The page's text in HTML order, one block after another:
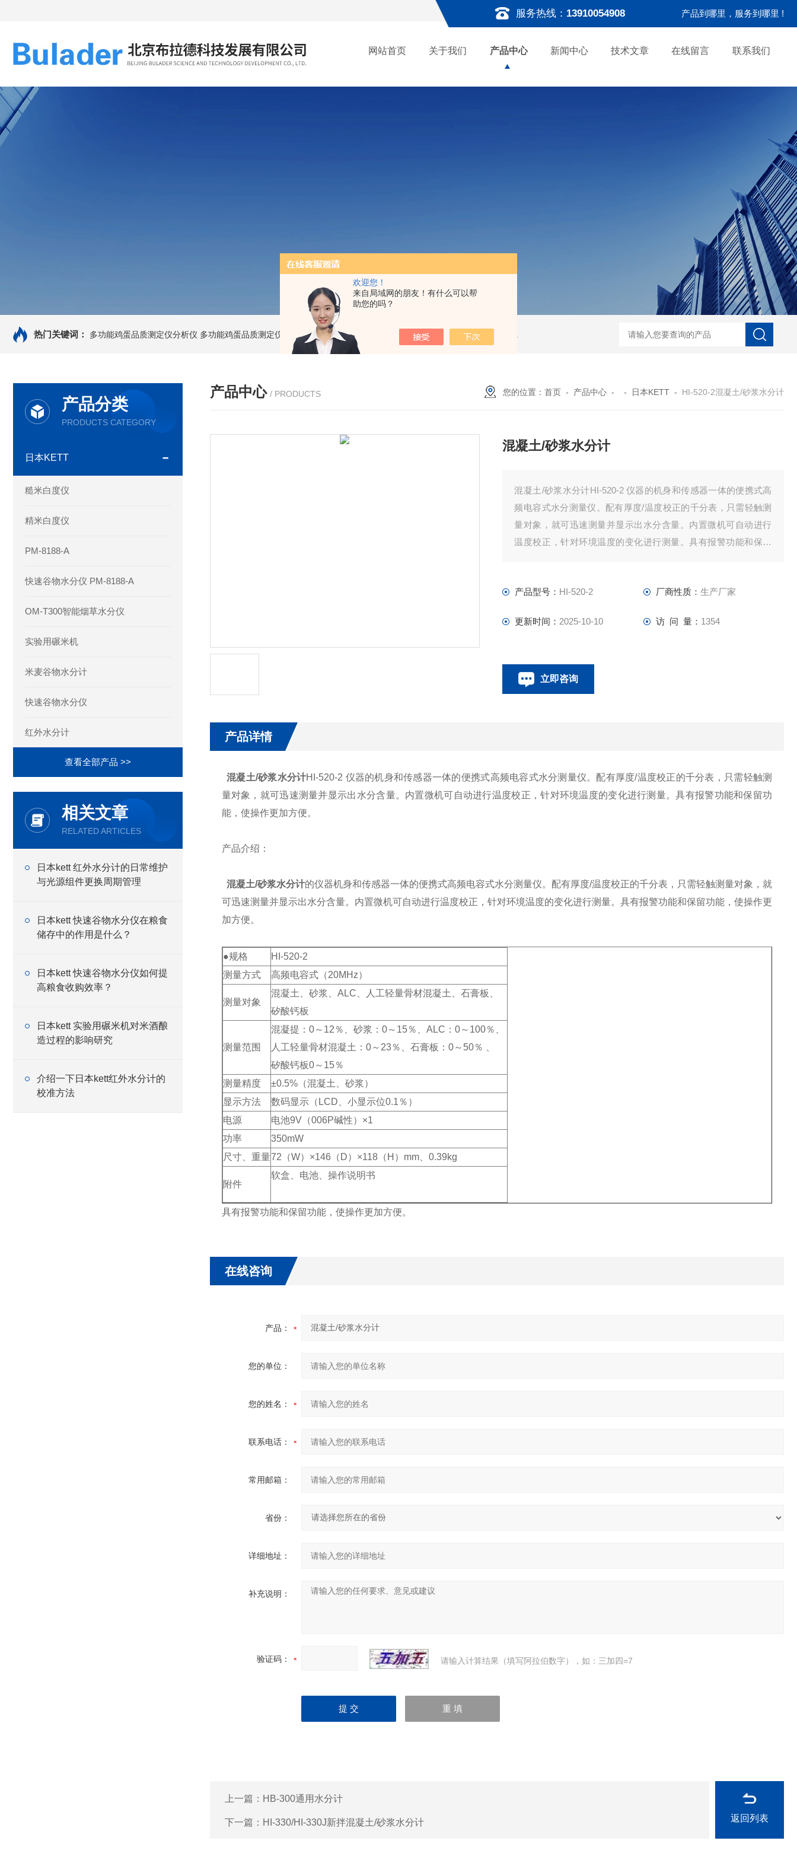
欢迎您！
来自局域网的朋友！有什么可以帮
助您的吗？
服务热线： 13910054908 产品到哪里，服务到哪里 !
网站首页 关于我们 产品中心 新闻中心 技术文章 在线留言 联系我们
热门关键词： 多功能鸡蛋品质测定仪分析仪 多功能鸡蛋品质测定仪 精子活性分析仪 动物精子分析仪3600 公驴精子分析仪 公马精子分析仪 种马精子分析仪 马精子分析仪
产品分类
PRODUCTS CATEGORY
日本KETT
糙米白度仪
精米白度仪
PM-8188-A
快速谷物水分仪 PM-8188-A
OM-T300智能烟草水分仪
实验用碾米机
米麦谷物水分计
快速谷物水分仪
红外水分计
查看全部产品 >>
相关文章
RELATED ARTICLES
日本kett 红外水分计的日常维护
与光源组件更换周期管理
日本kett 快速谷物水分仪在粮食
储存中的作用是什么？
日本kett 快速谷物水分仪如何提
高粮食收购效率？
日本kett 实验用碾米机对米酒酿
造过程的影响研究
介绍一下日本kett红外水分计的
校准方法
产品中心 / PRODUCTS 您的位置： 首页 - 产品中心 - - 日本KETT - HI-520-2混凝土/砂浆水分计
混凝土/砂浆水分计
混凝土/砂浆水分计HI-520-2 仪器的机身和传感器一体的便携式高
频电容式水分测量仪。配有厚度/温度校正的千分表，只需轻触测
量对象，就可迅速测量并显示出水分含量。内置微机可自动进行
温度校正，针对环境温度的变化进行测量。具有报警功能和保留
产品型号： HI-520-2 厂商性质： 生产厂家
更新时间： 2025-10-10 访 问 量： 1354
立即咨询
产品详情
混凝土/砂浆水分计HI-520-2 仪器的机身和传感器一体的便携式高频电容式水分测量仪。配有厚度/温度校正的千分表，只需轻触测
量对象，就可迅速测量并显示出水分含量。内置微机可自动进行温度校正，针对环境温度的变化进行测量。具有报警功能和保留功
能，使操作更加方便。
产品介绍：
混凝土/砂浆水分计的仪器机身和传感器一体的便携式高频电容式水分测量仪。配有厚度/温度校正的千分表，只需轻触测量对象，就
可迅速测量并显示出水分含量。内置微机可自动进行温度校正，针对环境温度的变化进行测量。具有报警功能和保留功能，使操作更
加方便。
●规格
HI-520-2
测量方式
高频电容式（20MHz）
测量对象
混凝土、砂浆、ALC、人工轻量骨材混凝土、石膏板、
矽酸钙板
测量范围
混凝提：0～12％、砂浆：0～15％、ALC：0～100％、
人工轻量骨材混凝土：0～23％、石膏板：0～50％ 、
矽酸钙板0～15％
测量精度
±0.5%（混凝土、砂浆）
显示方法
数码显示（LCD、小显示位0.1％）
电源
电池9V（006P碱性）×1
功率
350mW
尺寸、重量72（W）×146（D）×118（H）mm、0.39kg
附件
软盒、电池、操作说明书
具有报警功能和保留功能，使操作更加方便。
在线咨询
产品：
您的单位：
您的姓名：
联系电话：
常用邮箱：
省份：
详细地址：
补充说明：
验证码： 请输入计算结果（填写阿拉伯数字），如：三加四=7
上一篇： HB-300通用水分计
下一篇： HI-330/HI-330J新拌混凝土/砂浆水分计 返回列表